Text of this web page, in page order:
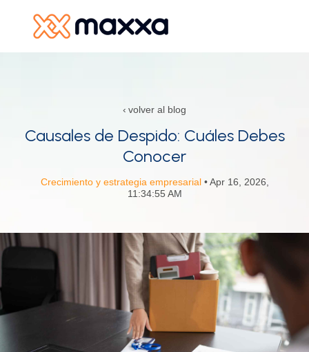
CONTENT
Nosotros
Buscar
volver al blog
Causales de Despido: Cuáles Debes
Conocer
Crecimiento y estrategia empresarial• Apr 16, 2026,
11:34:55 AM